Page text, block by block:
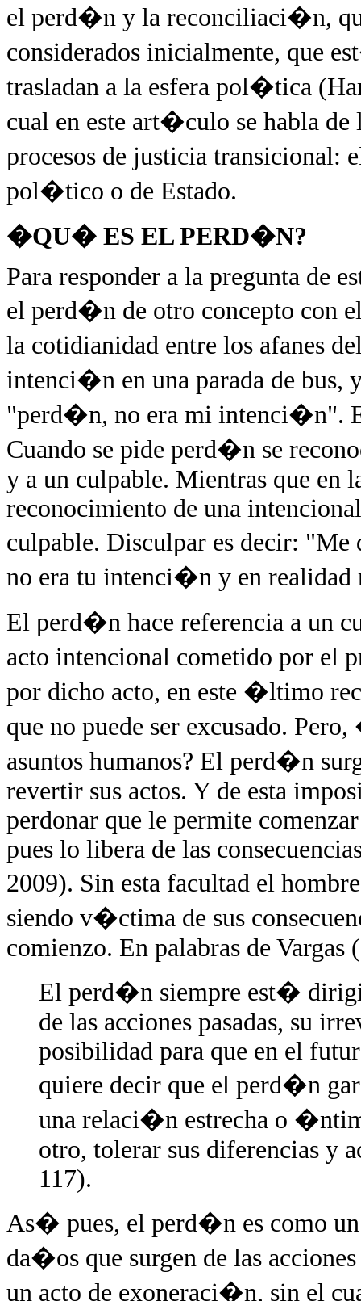
el perd�n y la reconciliaci�n,
considerados inicialmente, que
trasladan a la esfera pol�tica
cual en este art�culo se habla
procesos de justicia
pol�tico o de Estado.
�QU� ES EL PERD�N?
Para responder a la pregunta de
el perd�n de otro concepto con
la cotidianidad entre los afanes
intenci�n en una parada de bus,
"perd�n, no era mi intenci�n".
Cuando se pide perd�n se
y a un culpable. Mientras que en
reconocimiento de una
culpable. Disculpar es decir:
no era tu intenci�n y en realidad
El perd�n hace referencia a un
acto intencional cometido por el
por dicho acto, en este �ltimo
que no puede ser excusado.
asuntos humanos? El perd�n
revertir sus actos. Y de esta
perdonar que le permite
pues lo libera de las
2009). Sin esta facultad el
siendo v�ctima de sus
comienzo. En palabras de Vargas
El perd�n siempre est�
de las acciones pasadas, su
posibilidad para que en el
quiere decir que el perd�n
una relaci�n estrecha o
otro, tolerar sus diferencias y
117).
As� pues, el perd�n es como
da�os que surgen de las
un acto de exoneraci�n, sin el